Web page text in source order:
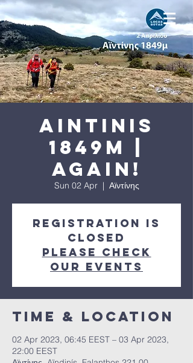
Aintinis
1849m |
Again!
Sun 02 Apr
  |
Αϊντίνης
Registration is
Closed
Please check
our events
Time & Location
02 Apr 2023, 06:45 EEST – 03 Apr 2023,
22:00 EEST